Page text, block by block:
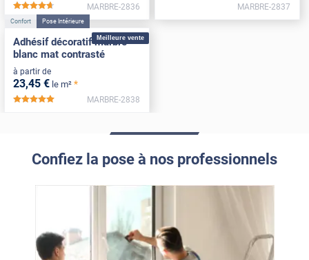
*****
MARBRE-2836 MARBRE-2837
Meilleure vente
Confort Pose Intérieure
Adhésif décoratif marbre
blanc mat contrasté
à partir de
23,45 € le m² *
*****
MARBRE-2838
Confiez la pose à nos professionnels